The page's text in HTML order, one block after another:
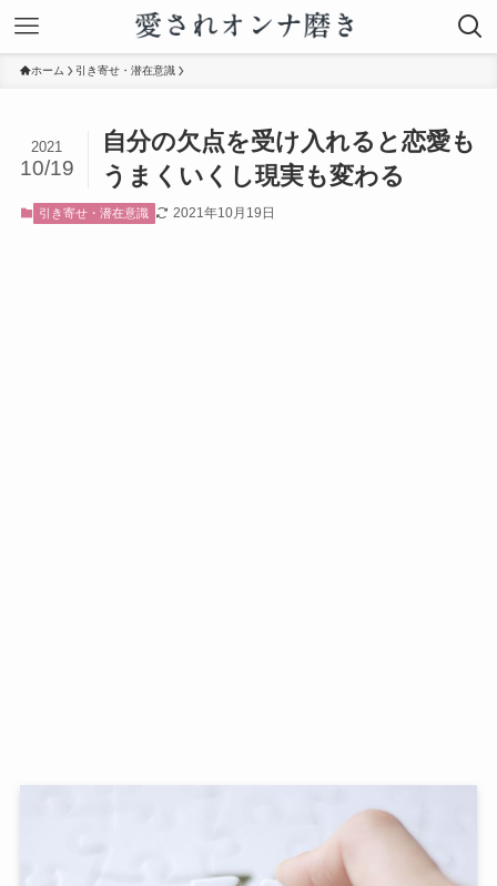
ホーム 引き寄せ・潜在意識
自分の欠点を受け入れると恋愛も
うまくいくし現実も変わる
2021
10/19
引き寄せ・潜在意識 2021年10月19日